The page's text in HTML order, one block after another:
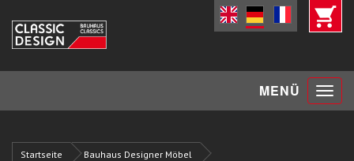
MENÜ Toggle
Startseite Bauhaus Designer Möbel